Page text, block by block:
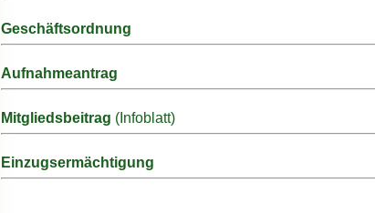
Geschäftsordnung
Aufnahmeantrag
Mitgliedsbeitrag
Einzugsermächtigung